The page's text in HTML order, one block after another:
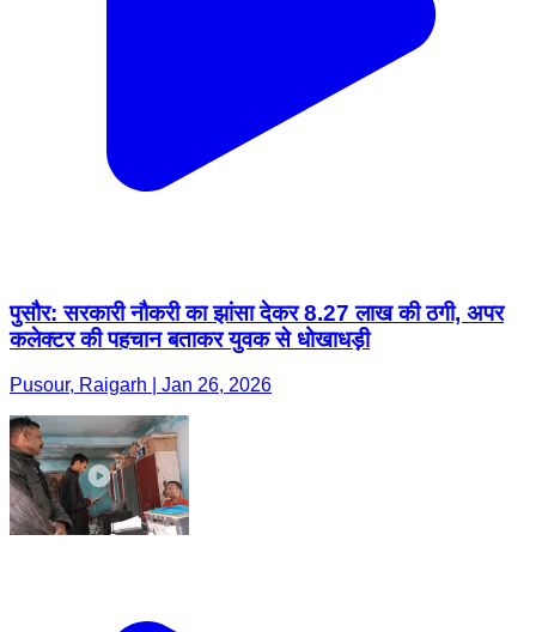
पुसौर: सरकारी नौकरी का झांसा देकर 8.27 लाख की ठगी, अपर
कलेक्टर की पहचान बताकर युवक से धोखाधड़ी
Pusour, Raigarh | Jan 26, 2026